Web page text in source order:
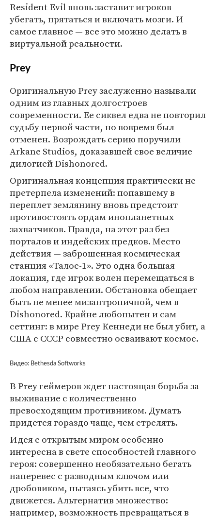
Resident Evil вновь заставит игроков
убегать, прятаться и включать мозги. И
самое главное — все это можно делать в
виртуальной реальности.
Prey
Оригинальную Prey заслуженно называли
одним из главных долгостроев
современности. Ее сиквел едва не повторил
судьбу первой части, но вовремя был
отменен. Возрождать серию поручили
Arkane Studios, доказавшей свое величие
дилогией Dishonored.
Оригинальная концепция практически не
претерпела изменений: попавшему в
переплет землянину вновь предстоит
противостоять ордам инопланетных
захватчиков. Правда, на этот раз без
порталов и индейских предков. Место
действия — заброшенная космическая
станция «Талос-1». Это одна большая
локация, где игрок волен перемещаться в
любом направлении. Обстановка обещает
быть не менее мизантропичной, чем в
Dishonored. Крайне любопытен и сам
сеттинг: в мире Prey Кеннеди не был убит, а
США с СССР совместно осваивают космос.
Видео: Bethesda Softworks
В Prey геймеров ждет настоящая борьба за
выживание с количественно
превосходящим противником. Думать
придется гораздо чаще, чем стрелять.
Идея с открытым миром особенно
интересна в свете способностей главного
героя: совершенно необязательно бегать
наперевес с разводным ключом или
дробовиком, пытаясь убить все, что
движется. Альтернатив множество:
например, возможность превращаться в